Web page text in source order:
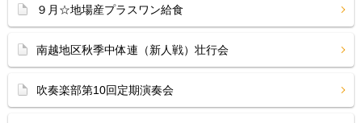
９月☆地場産プラスワン給食
南越地区秋季中体連（新人戦）壮行会
吹奏楽部第10回定期演奏会